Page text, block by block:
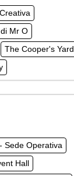
Mr O
The Cooper's Yard
Sede Operativa
Hall